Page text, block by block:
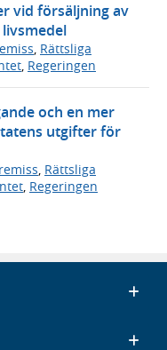
vid försäljning av
, Rättsliga
, Regeringen
och en mer
utgifter för
Rättsliga
Regeringen